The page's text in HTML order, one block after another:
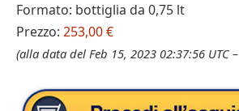
Formato: bottiglia da 0,75 lt
Prezzo: 253,00 €
(alla data del Feb 15, 2023 02:37:56 UTC –